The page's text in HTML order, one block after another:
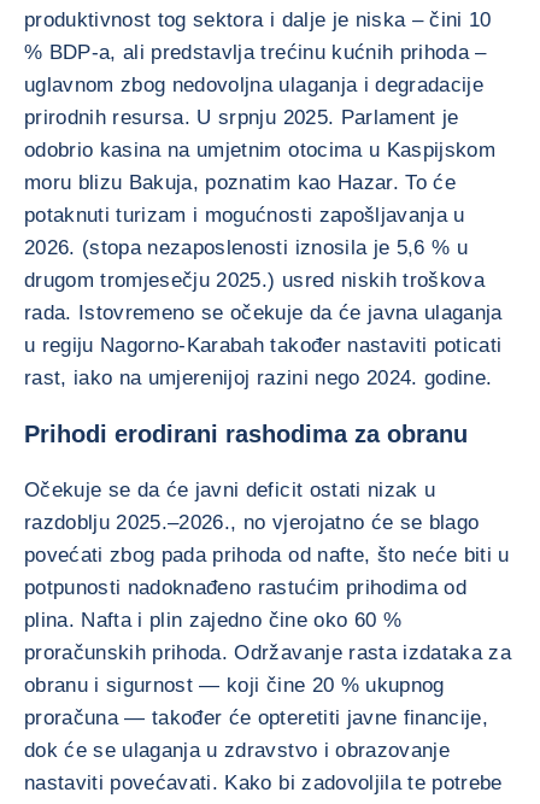
produktivnost tog sektora i dalje je niska – čini 10
% BDP-a, ali predstavlja trećinu kućnih prihoda –
uglavnom zbog nedovoljna ulaganja i degradacije
prirodnih resursa. U srpnju 2025. Parlament je
odobrio kasina na umjetnim otocima u Kaspijskom
moru blizu Bakuja, poznatim kao Hazar. To će
potaknuti turizam i mogućnosti zapošljavanja u
2026. (stopa nezaposlenosti iznosila je 5,6 % u
drugom tromjesečju 2025.) usred niskih troškova
rada. Istovremeno se očekuje da će javna ulaganja
u regiju Nagorno-Karabah također nastaviti poticati
rast, iako na umjerenijoj razini nego 2024. godine.
Prihodi erodirani rashodima za obranu
Očekuje se da će javni deficit ostati nizak u
razdoblju 2025.–2026., no vjerojatno će se blago
povećati zbog pada prihoda od nafte, što neće biti u
potpunosti nadoknađeno rastućim prihodima od
plina. Nafta i plin zajedno čine oko 60 %
proračunskih prihoda. Održavanje rasta izdataka za
obranu i sigurnost — koji čine 20 % ukupnog
proračuna — također će opteretiti javne financije,
dok će se ulaganja u zdravstvo i obrazovanje
nastaviti povećavati. Kako bi zadovoljila te potrebe